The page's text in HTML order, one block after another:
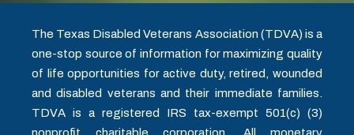
The Texas Disabled Veterans Association (TDVA) is a
one-stop source of information for maximizing quality
of life opportunities for active duty, retired, wounded
and disabled veterans and their immediate families.
TDVA is a registered IRS tax-exempt 501(c) (3)